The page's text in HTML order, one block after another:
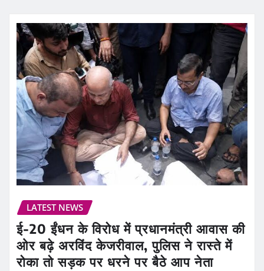
LATEST NEWS
ई-20 ईंधन के विरोध में प्रधानमंत्री आवास की
ओर बढ़े अरविंद केजरीवाल, पुलिस ने रास्ते में
रोका तो सड़क पर धरने पर बैठे आप नेता